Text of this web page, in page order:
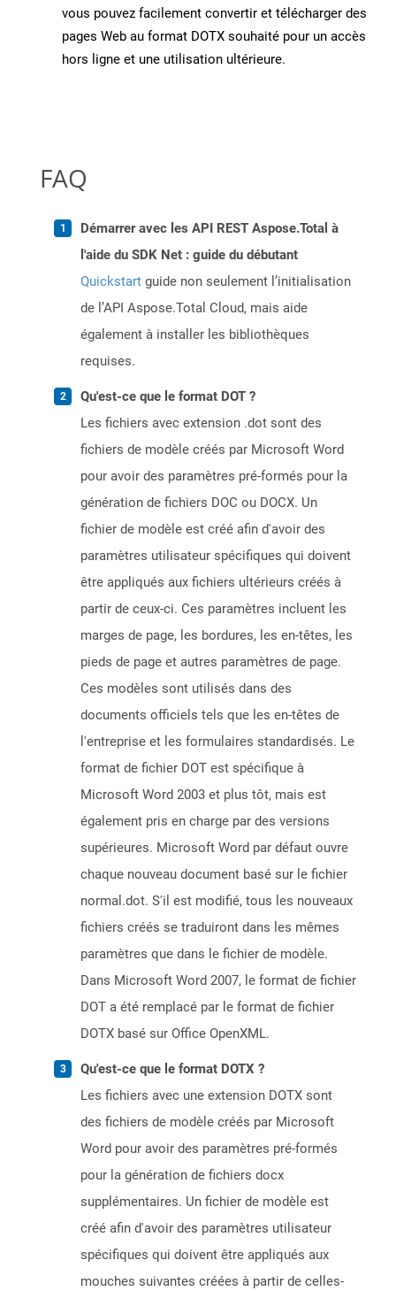
vous pouvez facilement convertir et télécharger des
pages Web au format DOTX souhaité pour un accès
hors ligne et une utilisation ultérieure.
FAQ
Démarrer avec les API REST Aspose.Total à
l'aide du SDK Net : guide du débutant
Quickstart guide non seulement l’initialisation
de l’API Aspose.Total Cloud, mais aide
également à installer les bibliothèques
requises.
Qu'est-ce que le format DOT ?
Les fichiers avec extension .dot sont des
fichiers de modèle créés par Microsoft Word
pour avoir des paramètres pré-formés pour la
génération de fichiers DOC ou DOCX. Un
fichier de modèle est créé afin d'avoir des
paramètres utilisateur spécifiques qui doivent
être appliqués aux fichiers ultérieurs créés à
partir de ceux-ci. Ces paramètres incluent les
marges de page, les bordures, les en-têtes, les
pieds de page et autres paramètres de page.
Ces modèles sont utilisés dans des
documents officiels tels que les en-têtes de
l'entreprise et les formulaires standardisés. Le
format de fichier DOT est spécifique à
Microsoft Word 2003 et plus tôt, mais est
également pris en charge par des versions
supérieures. Microsoft Word par défaut ouvre
chaque nouveau document basé sur le fichier
normal.dot. S'il est modifié, tous les nouveaux
fichiers créés se traduiront dans les mêmes
paramètres que dans le fichier de modèle.
Dans Microsoft Word 2007, le format de fichier
DOT a été remplacé par le format de fichier
DOTX basé sur Office OpenXML.
Qu'est-ce que le format DOTX ?
Les fichiers avec une extension DOTX sont
des fichiers de modèle créés par Microsoft
Word pour avoir des paramètres pré-formés
pour la génération de fichiers docx
supplémentaires. Un fichier de modèle est
créé afin d'avoir des paramètres utilisateur
spécifiques qui doivent être appliqués aux
mouches suivantes créées à partir de celles-